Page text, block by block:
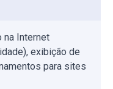
na Internet
exibição de
para sites